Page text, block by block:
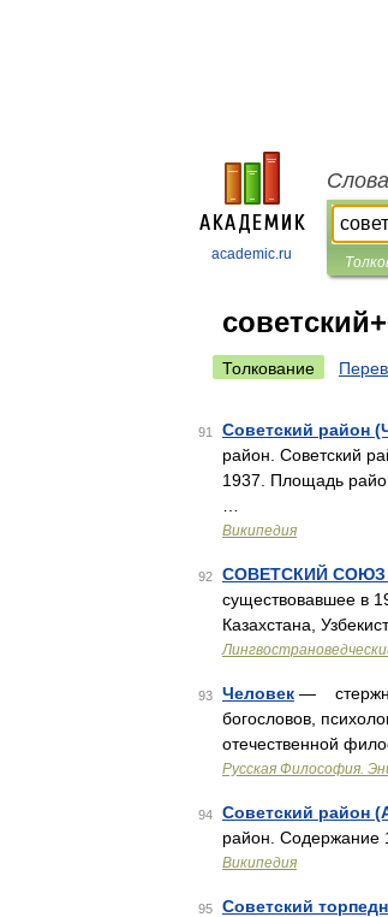
academic.ru
Толкование
91 Советский район
район. Советский
1937. Площадь
Википедия
92 СОВЕТСКИЙ СОЮЗ
существовавшее в
Казахстана,
93 Человек —
богословов,
отечественной
Русская Философия.
94 Советский район
район. Содержание
Википедия
95 Советский